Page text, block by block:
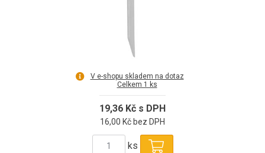
V e-shopu skladem na dotaz
Celkem 1 ks
19,36 Kč s DPH
16,00 Kč bez DPH
ks